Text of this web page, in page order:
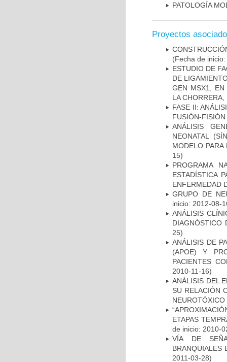
PATOLOGÍA
Proyectos
(Fecha de
ESTUDIO DE
DE
GEN MSX1, EN
LA
FASE II:
FUSIÓN-
ANÁLISIS
NEONATAL
MODELO
15)
PROGRAMA
ESTADÍSTICA
ENFERMEDAD
GRUPO DE
inicio: 2012-08-
ANÁLISIS
DIAGNÓSTICO
25)
ANÁLISIS DE
(APOE) Y
PACIENTES
2010-11-16)
ANÁLISIS DEL
SU RELACIÓN
NEUROTÓXICO
ETAPAS
de inicio: 2010-
VÍA DE
BRANQUIALES
2011-03-28)